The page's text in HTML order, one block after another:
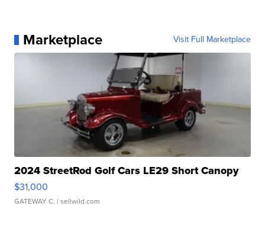
Marketplace Visit Full Marketplace
2024 StreetRod Golf Cars LE29 Short Canopy
$31,000
GATEWAY C. | sellwild.com